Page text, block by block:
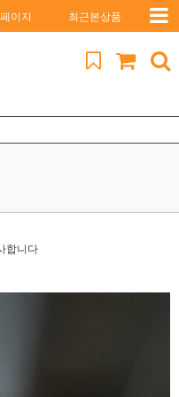
이지 최근본상품
합니다